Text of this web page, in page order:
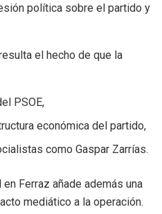
política sobre el partido y
el hecho de que la
PSOE,
económica del partido,
como Gaspar Zarrías.
Ferraz añade además una
mediático a la operación.